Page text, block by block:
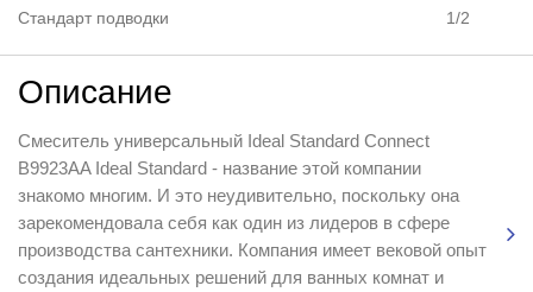
Стандарт подводки 1/2
Описание
Смеситель универсальный Ideal Standard Connect
B9923AA Ideal Standard - название этой компании
знакомо многим. И это неудивительно, поскольку она
зарекомендовала себя как один из лидеров в сфере
производства сантехники. Компания имеет вековой опыт
создания идеальных решений для ванных комнат и